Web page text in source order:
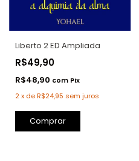
Liberto 2 ED Ampliada
R$49,90
R$48,90 com Pix
2x deR$24,95 sem juros